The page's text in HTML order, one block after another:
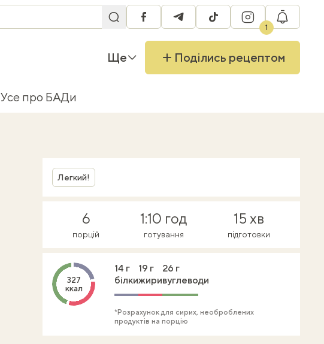
facebooktelegramtiktok instagram
1
Ще Поділись рецептом
Усе про БАДи
Легкий!
6
порцій
1:10 год
готування
15 хв
підготовки
327
ккал
14 г
білки
19 г
жири
26 г
вуглеводи
*Розрахунок для сирих, необроблених
продуктів на порцію